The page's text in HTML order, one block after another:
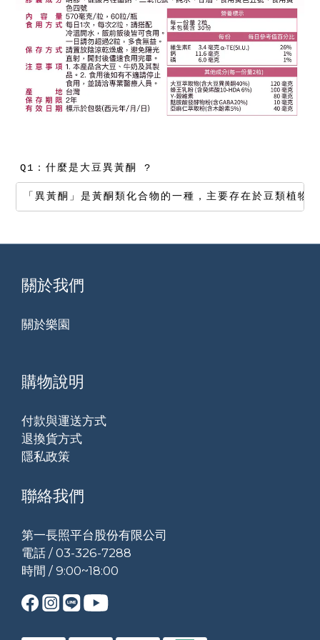
Q1：什麼是大豆異黃酮 ?
「異黃酮」是黃酮類化合物的一種，主要存在於豆類植
關於我們
關於樂園
購物說明
付款與運送方式
退換貨方式
隱私政策
聯絡我們
第一長照平台股份有限公司
電話 / 03-326-7288
時間 / 9:00~18:00